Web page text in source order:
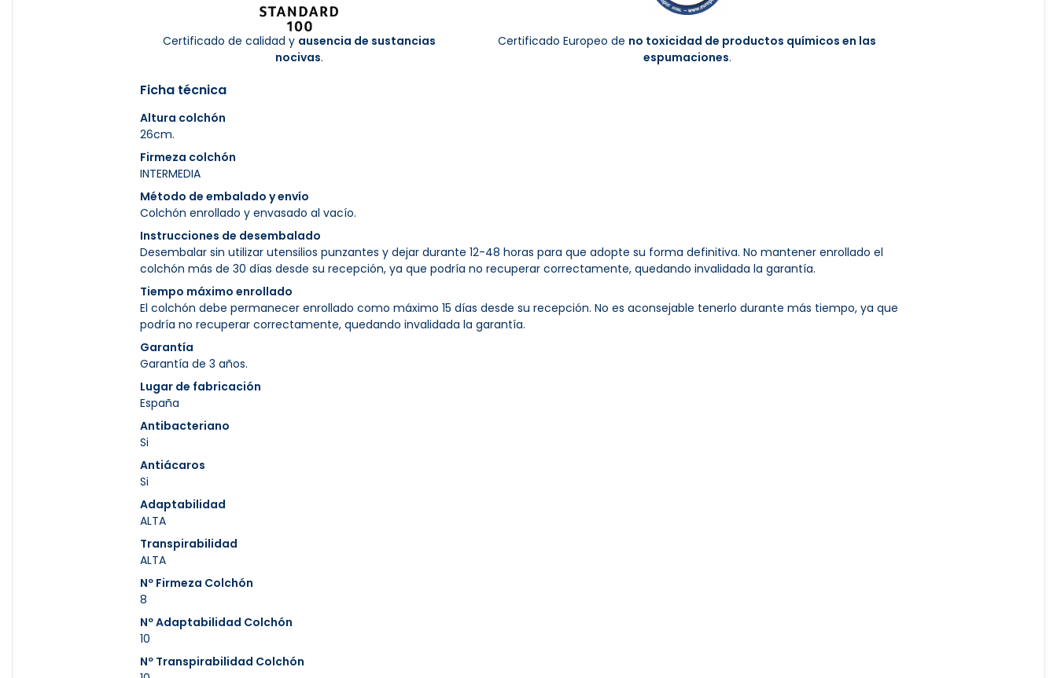
Certificado de calidad y ausencia de sustancias
nocivas.
Certificado Europeo de no toxicidad de productos químicos en las
espumaciones.
Ficha técnica
Altura colchón
26cm.
Firmeza colchón
INTERMEDIA
Método de embalado y envío
Colchón enrollado y envasado al vacío.
Instrucciones de desembalado
Desembalar sin utilizar utensilios punzantes y dejar durante 12-48 horas para que adopte su forma definitiva. No mantener enrollado el
colchón más de 30 días desde su recepción, ya que podría no recuperar correctamente, quedando invalidada la garantía.
Tiempo máximo enrollado
El colchón debe permanecer enrollado como máximo 15 días desde su recepción. No es aconsejable tenerlo durante más tiempo, ya que
podría no recuperar correctamente, quedando invalidada la garantía.
Garantía
Garantía de 3 años.
Lugar de fabricación
España
Antibacteriano
Si
Antiácaros
Si
Adaptabilidad
ALTA
Transpirabilidad
ALTA
Nº Firmeza Colchón
8
Nº Adaptabilidad Colchón
10
Nº Transpirabilidad Colchón